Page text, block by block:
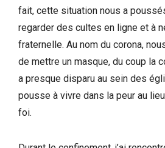
fait, cette situation nous a
regarder des cultes en ligne et à
fraternelle. Au nom du corona,
de mettre un masque, du coup la
a presque disparu au sein des
pousse à vivre dans la peur au
foi.